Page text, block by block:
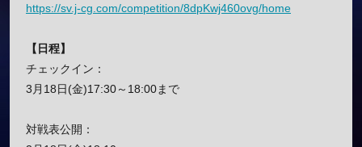
https://sv.j-cg.com/competition/8dpKwj460ovg/home
【日程】
チェックイン：
3月18日(金)17:30～18:00まで
対戦表公開：